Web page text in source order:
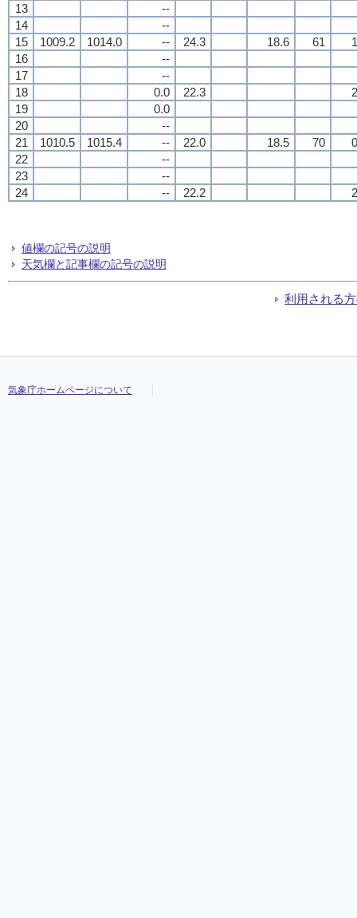
13
--
14
--
15
1009.2 1014.0 -- 24.3 18.6 61
16
--
17
--
18
0.0 22.3
19
0.0
20
--
21
1010.5 1015.4 -- 22.0 18.5 70
22
--
23
--
24
-- 22.2
値欄の記号の説明
天気欄と記事欄の記号の説明
利用される
気象庁ホームページについて